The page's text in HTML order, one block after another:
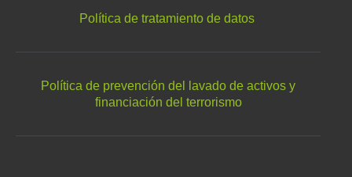
Política de tratamiento de datos
Política de prevención del lavado de activos y
financiación del terrorismo